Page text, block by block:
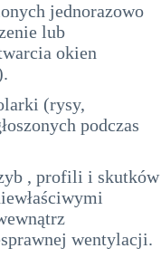
jednorazowo
lub
okien
(rysy,
podczas
, profili i skutków
wentylacji.